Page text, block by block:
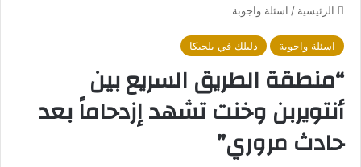
الرئيسية / اسئلة واجوبة
اسئلة واجوبة دليلك في بلجيكا
“منطقة الطريق السريع بين
أنتويربن وخنت تشهد إزدحاماً بعد
حادث مروري”